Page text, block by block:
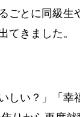
ごとに同級生
てきました。
しい？」「幸